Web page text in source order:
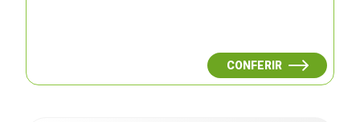
CONFERIR